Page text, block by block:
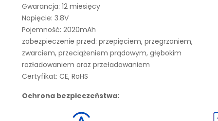
Gwarancja: 12 miesięcy
Napięcie: 3.8V
Pojemność: 2020mAh
zabezpieczenie przed: przepięciem, przegrzaniem,
zwarciem, przeciążeniem prądowym, głębokim
rozładowaniem oraz przeładowaniem
Certyfikat: CE, RoHS
Ochrona bezpieczeństwa: